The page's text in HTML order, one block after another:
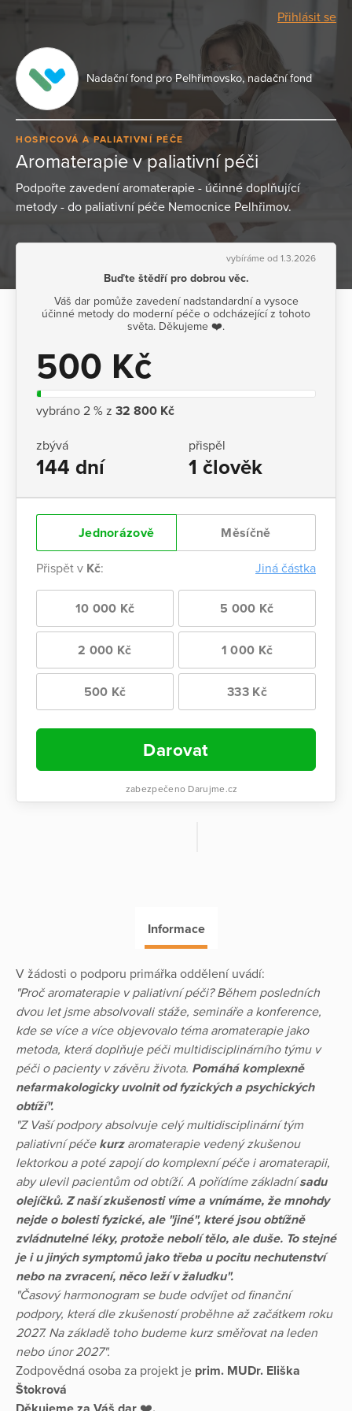
Přihlásit se
Nadační fond pro Pelhřimovsko, nadační fond
HOSPICOVÁ A PALIATIVNÍ PÉČE
Aromaterapie v paliativní péči
Podpořte zavedení aromaterapie - účinné doplňující
metody - do paliativní péče Nemocnice Pelhřimov.
vybíráme od 1.3.2026
Buďte štědří pro dobrou věc.
Váš dar pomůže zavedení nadstandardní a vysoce
účinné metody do moderní péče o odcházející z tohoto
světa. Děkujeme ❤️.
500 Kč
vybráno 2 % z 32 800 Kč
zbývá
144 dní
přispěl
1 člověk
Jednorázově Měsíčně
Přispět v Kč: Jiná částka
10 000 Kč 5 000 Kč
2 000 Kč 1 000 Kč
500 Kč 333 Kč
Darovat
zabezpečeno Darujme.cz
Informace
V žádosti o podporu primářka oddělení uvádí:
"Proč aromaterapie v paliativní péči? Během posledních
dvou let jsme absolvovali stáže, semináře a konference,
kde se více a více objevovalo téma aromaterapie jako
metoda, která doplňuje péči multidisciplinárního týmu v
péči o pacienty v závěru života. Pomáhá komplexně
nefarmakologicky uvolnit od fyzických a psychických
obtíží".
"Z Vaší podpory absolvuje celý multidisciplinární tým
paliativní péče kurzaromaterapie vedený zkušenou
lektorkou a poté zapojí do komplexní péče i aromaterapii,
aby ulevil pacientům od obtíží. A pořídíme základnísadu
olejíčků. Z naší zkušenosti víme a vnímáme, že mnohdy
nejde o bolesti fyzické, ale "jiné", které jsou obtížně
zvládnutelné léky, protože nebolí tělo, ale duše. To stejné
je i u jiných symptomů jako třeba u pocitu nechutenství
nebo na zvracení, něco leží v žaludku".
"Časový harmonogram se bude odvíjet od finanční
podpory, která dle zkušeností proběhne až začátkem roku
2027. Na základě toho budeme kurz směřovat na leden
nebo únor 2027".
Zodpovědná osoba za projekt je prim. MUDr. Eliška
Štokrová